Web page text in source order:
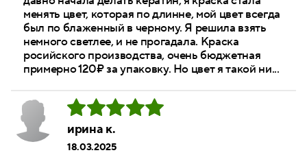
менять цвет, которая по длинне, мой цвет всегда
был по блаженный в черному. Я решила взять
немного светлее, и не прогадала. Краска
росийского производства, очень бюджетная
примерно 120₽ за упаковку. Но цвет я такой ни...
ирина к.
18.03.2025